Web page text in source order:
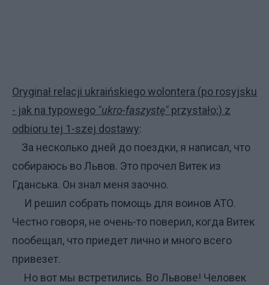
Oryginał relacji ukraińskiego wolontera (po rosyjsku
- jak na typowego "ukro-faszystę" przystało;) z
odbioru tej 1-szej dostawy:
За несколько дней до поездки, я написал, что
собираюсь во Львов. Это прочел Витек из
Гданська. Он знал меня заочно.
И решил собрать помощь для воинов АТО.
Честно говоря, не очень-то поверил, когда Витек
пообещал, что приедет лично и много всего
привезет.
Но вот мы встретились. Во Львове! Человек